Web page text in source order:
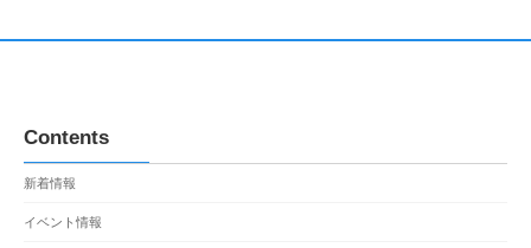
Contents
新着情報
イベント情報